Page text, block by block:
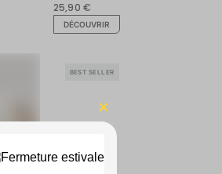
25,90 €
DÉCOUVRIR
BEST SELLER